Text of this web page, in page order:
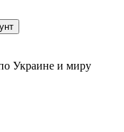
Украине и миру